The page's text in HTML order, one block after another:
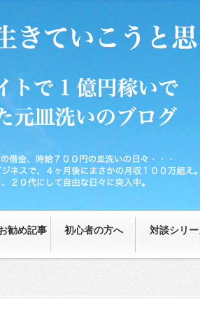
勧め記事 初心者の方へ 対談シリ
いの日々…が、藁をもつかむ思いで取り組んだ
突入中。